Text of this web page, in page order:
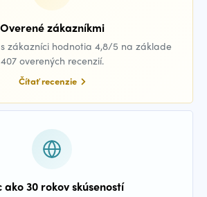
Overené zákazníkmi
zákazníci hodnotia 4,8/5 na základe
407 overených recenzií.
Čítať recenzie
ako 30 rokov skúseností